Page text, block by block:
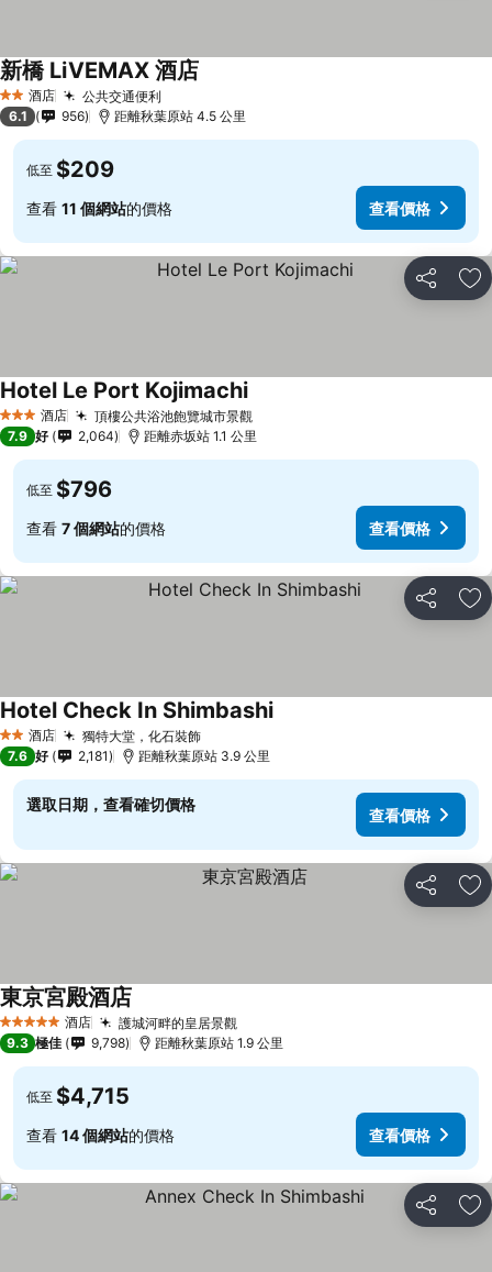
2 星級酒店 公共交通便利查看價格
新橋 LiVEMAX 酒店
6.1 956 距離秋葉原站 4.5 公里
低至 $209
查看 11 個網站的價格 查看價格
分享 放
3 星級 酒店 頂樓公共浴池飽覽城市景觀查看價格
Hotel Le Port Kojimachi查看價格
7.9 好 2,064 距離赤坂站 1.1 公里
低至 $796
查看 7 個網站的價格 查看價格
分享 放
2 星級酒店 獨特大堂，化石裝飾查看價格
Hotel Check In Shimbashi查看價格
7.6 好 2,181 距離秋葉原站 3.9 公里
選取日期，查看確切價格
查看價格
分享 放
5 星級 酒店 護城河畔的皇居景觀查看價格
東京宮殿酒店
9.3 極佳 9,798 距離秋葉原站 1.9 公里
低至 $4,715
查看 14 個網站的價格 查看價格
分享 放